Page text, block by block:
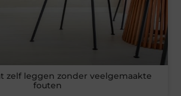
zelf leggen zonder veelgemaakte
fouten